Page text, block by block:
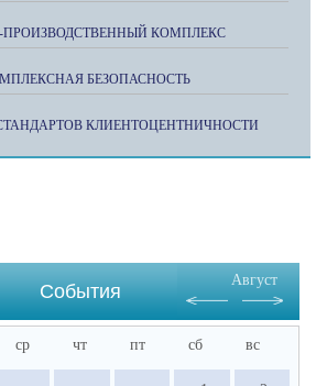
ПРОИЗВОДСТВЕННЫЙ КОМПЛЕКС
БЕЗОПАСНОСТЬ
КЛИЕНТОЦЕНТНИЧНОСТИ
События
Август
ср чт пт сб вс